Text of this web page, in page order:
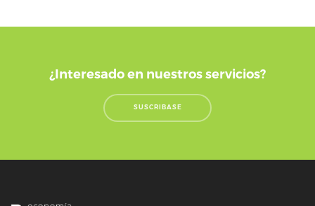
¿Interesado en nuestros servicios?
SUSCRIBASE